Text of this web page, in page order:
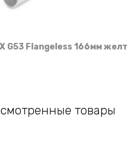
G53 Flangeless 166мм
товары